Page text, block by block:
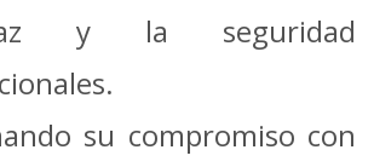
y la seguridad
su compromiso con